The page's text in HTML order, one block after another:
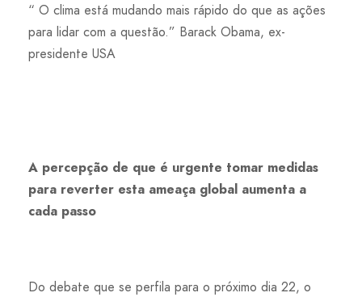
“ O clima está mudando mais rápido do que as ações
para lidar com a questão.” Barack Obama, ex-
presidente USA
A percepção de que é urgente tomar medidas
para reverter esta ameaça global aumenta a
cada passo
Do debate que se perfila para o próximo dia 22, o